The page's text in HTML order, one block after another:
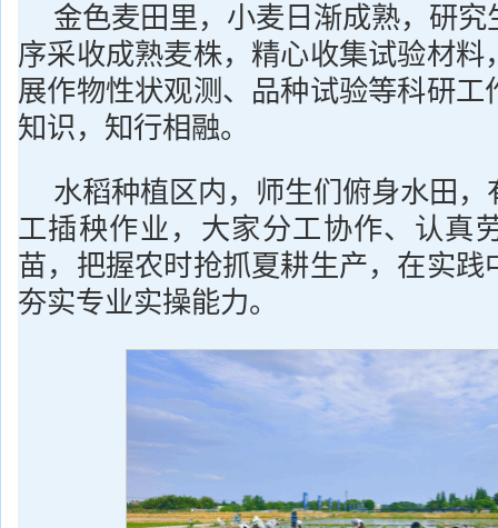
金色麦田里，小麦日渐成熟，研
序采收成熟麦株，精心收集试验材料
展作物性状观测、品种试验等科研工
知识，知行相融。
水稻种植区内，师生们俯身水田
工插秧作业，大家分工协作、认真
苗，把握农时抢抓夏耕生产，在实践
夯实专业实操能力。